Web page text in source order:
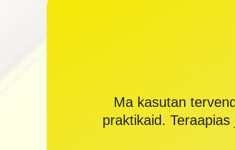
Ma kasutan
praktikaid.